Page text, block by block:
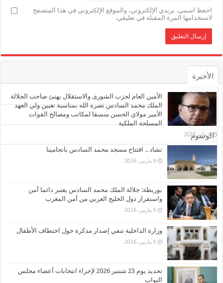
احفظ اسمي، بريدي الإلكتروني، والموقع الإلكتروني في هذا المتصفح
لاستخدامها المرة المقبلة في تعليقي.
الأخيرة
الأشهر
تعليقات
الوسوم
الأمين العام لحزب الشورى والاستقلال يهنئ صاحب الجلالة
الملك محمد السادس نصره الله بمناسبة تعيين ولي العهد
الأمير مولاي الحسن منسقا لمكاتب ومصالح القوات
المسلحة الملكية
4 مايو، 2026
تشاد .. افتتاح مسجد محمد السادس بانجامينا
9 مارس، 2026
بوريطة: جلالة الملك محمد السادس يعتبر دائما أمن
واستقرار دول الخليج العربي من أمن المغرب
9 مارس، 2026
وزارة الداخلية تنفي إصدار مذكرة حول اختطاف الأطفال
9 مارس، 2026
تحديد يوم 23 شتنبر 2026 لإجراء انتخابات أعضاء مجلس
النواب